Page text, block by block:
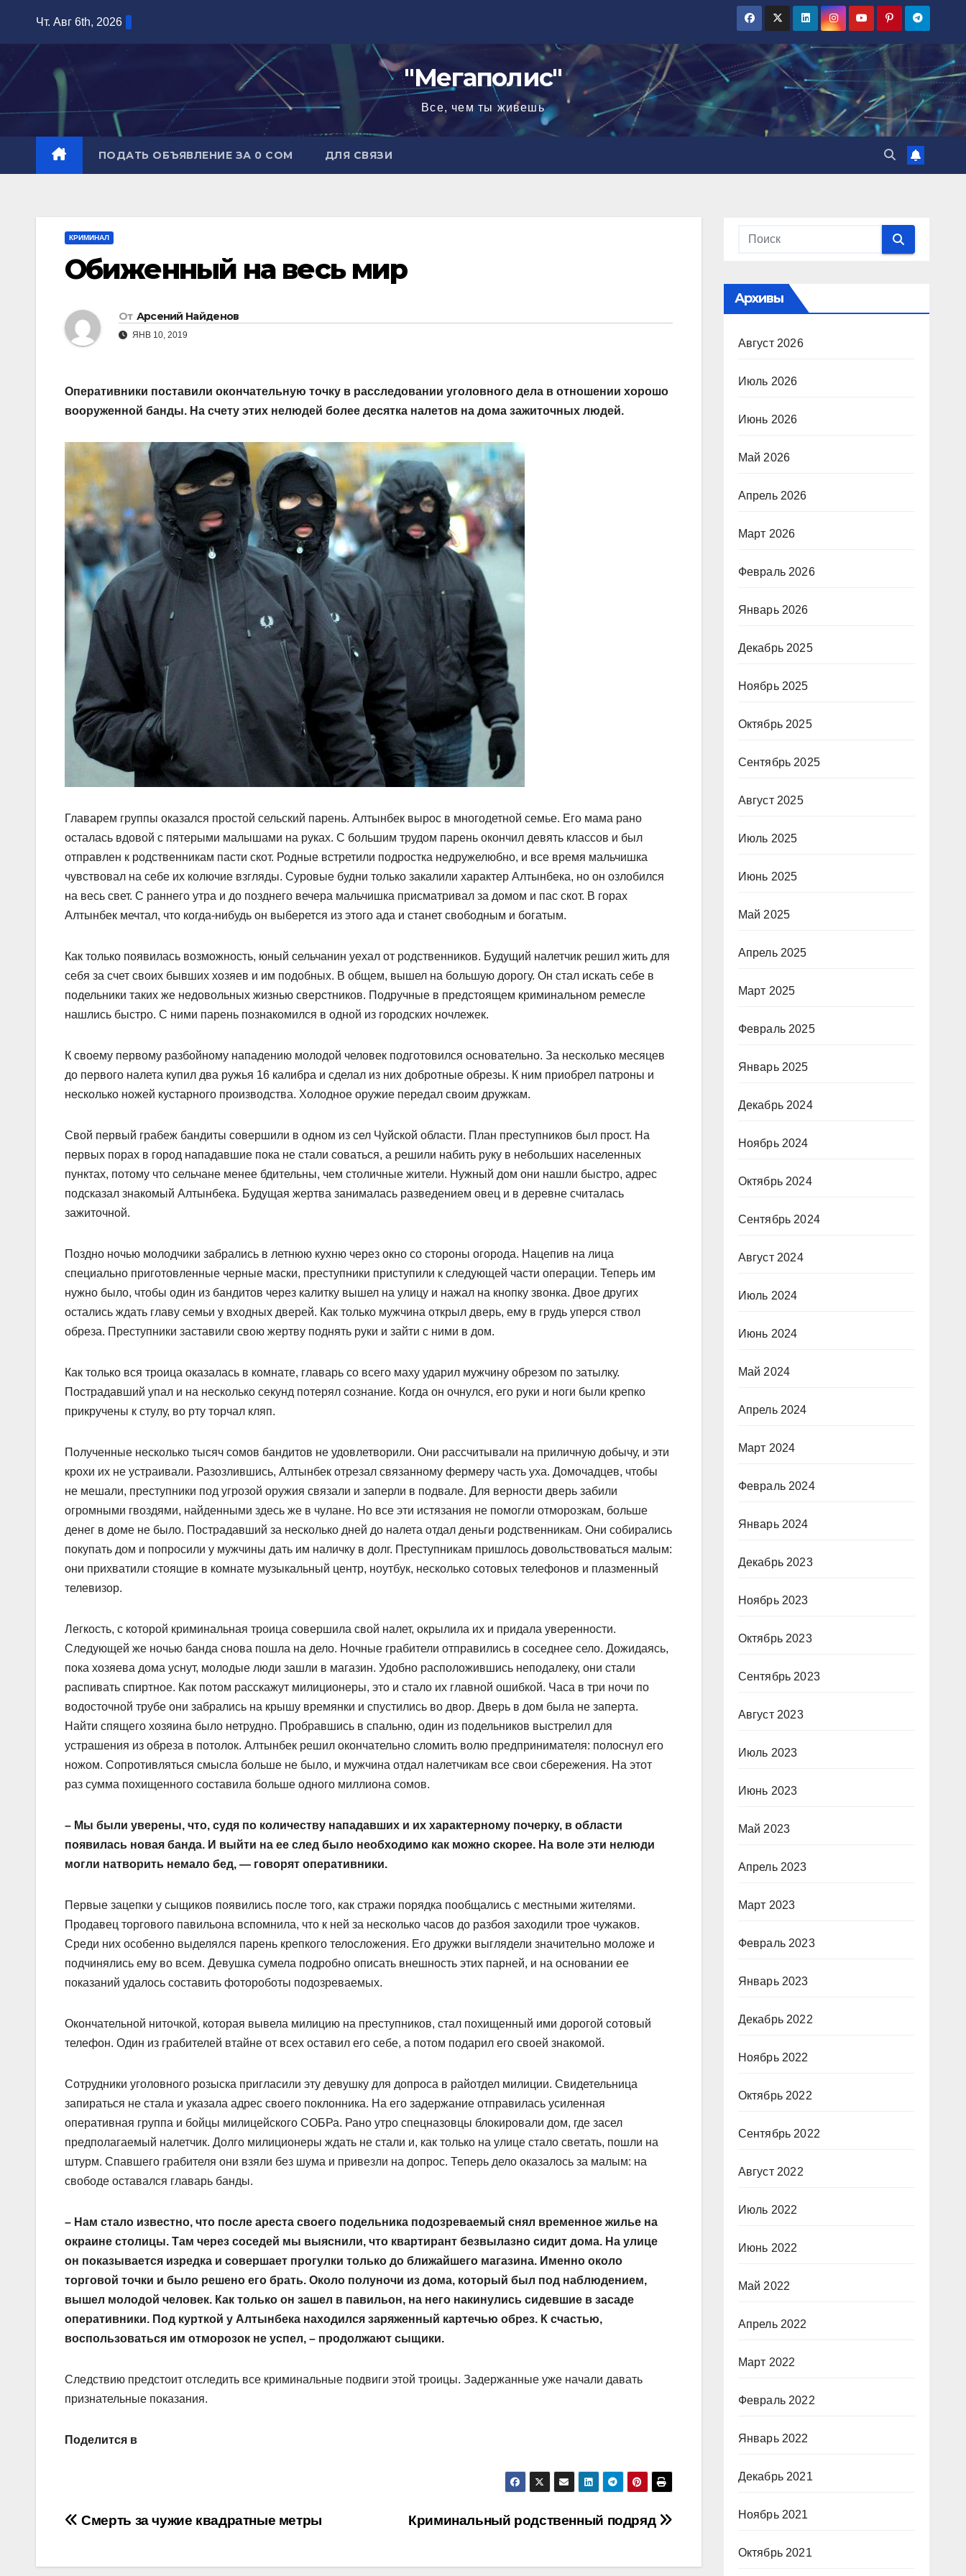
содержимому
Чт. Авг 6th, 2026
"Мегаполис"
Все, чем ты живешь
ПОДАТЬ ОБЪЯВЛЕНИЕ ЗА 0 СОМ ДЛЯ СВЯЗИ
КРИМИНАЛ
Обиженный на весь мир
От Арсений Найденов
ЯНВ 10, 2019
Оперативники поставили окончательную точку в расследовании уголовного дела в отношении хорошо
вооруженной банды. На счету этих нелюдей более десятка налетов на дома зажиточных людей.
Главарем группы оказался простой сельский парень. Алтынбек вырос в многодетной семье. Его мама рано
осталась вдовой с пятерыми малышами на руках. С большим трудом парень окончил девять классов и был
отправлен к родственникам пасти скот. Родные встретили подростка недружелюбно, и все время мальчишка
чувствовал на себе их колючие взгляды. Суровые будни только закалили характер Алтынбека, но он озлобился
на весь свет. С раннего утра и до позднего вечера мальчишка присматривал за домом и пас скот. В горах
Алтынбек мечтал, что когда-нибудь он выберется из этого ада и станет свободным и богатым.
Как только появилась возможность, юный сельчанин уехал от родственников. Будущий налетчик решил жить для
себя за счет своих бывших хозяев и им подобных. В общем, вышел на большую дорогу. Он стал искать себе в
подельники таких же недовольных жизнью сверстников. Подручные в предстоящем криминальном ремесле
нашлись быстро. С ними парень познакомился в одной из городских ночлежек.
К своему первому разбойному нападению молодой человек подготовился основательно. За несколько месяцев
до первого налета купил два ружья 16 калибра и сделал из них добротные обрезы. К ним приобрел патроны и
несколько ножей кустарного производства. Холодное оружие передал своим дружкам.
Свой первый грабеж бандиты совершили в одном из сел Чуйской области. План преступников был прост. На
первых порах в город нападавшие пока не стали соваться, а решили набить руку в небольших населенных
пунктах, потому что сельчане менее бдительны, чем столичные жители. Нужный дом они нашли быстро, адрес
подсказал знакомый Алтынбека. Будущая жертва занималась разведением овец и в деревне считалась
зажиточной.
Поздно ночью молодчики забрались в летнюю кухню через окно со стороны огорода. Нацепив на лица
специально приготовленные черные маски, преступники приступили к следующей части операции. Теперь им
нужно было, чтобы один из бандитов через калитку вышел на улицу и нажал на кнопку звонка. Двое других
остались ждать главу семьи у входных дверей. Как только мужчина открыл дверь, ему в грудь уперся ствол
обреза. Преступники заставили свою жертву поднять руки и зайти с ними в дом.
Как только вся троица оказалась в комнате, главарь со всего маху ударил мужчину обрезом по затылку.
Пострадавший упал и на несколько секунд потерял сознание. Когда он очнулся, его руки и ноги были крепко
прикручены к стулу, во рту торчал кляп.
Полученные несколько тысяч сомов бандитов не удовлетворили. Они рассчитывали на приличную добычу, и эти
крохи их не устраивали. Разозлившись, Алтынбек отрезал связанному фермеру часть уха. Домочадцев, чтобы
не мешали, преступники под угрозой оружия связали и заперли в подвале. Для верности дверь забили
огромными гвоздями, найденными здесь же в чулане. Но все эти истязания не помогли отморозкам, больше
денег в доме не было. Пострадавший за несколько дней до налета отдал деньги родственникам. Они собирались
покупать дом и попросили у мужчины дать им наличку в долг. Преступникам пришлось довольствоваться малым:
они прихватили стоящие в комнате музыкальный центр, ноутбук, несколько сотовых телефонов и плазменный
телевизор.
Легкость, с которой криминальная троица совершила свой налет, окрылила их и придала уверенности.
Следующей же ночью банда снова пошла на дело. Ночные грабители отправились в соседнее село. Дожидаясь,
пока хозяева дома уснут, молодые люди зашли в магазин. Удобно расположившись неподалеку, они стали
распивать спиртное. Как потом расскажут милиционеры, это и стало их главной ошибкой. Часа в три ночи по
водосточной трубе они забрались на крышу времянки и спустились во двор. Дверь в дом была не заперта.
Найти спящего хозяина было нетрудно. Пробравшись в спальню, один из подельников выстрелил для
устрашения из обреза в потолок. Алтынбек решил окончательно сломить волю предпринимателя: полоснул его
ножом. Сопротивляться смысла больше не было, и мужчина отдал налетчикам все свои сбережения. На этот
раз сумма похищенного составила больше одного миллиона сомов.
– Мы были уверены, что, судя по количеству нападавших и их характерному почерку, в области
появилась новая банда. И выйти на ее след было необходимо как можно скорее. На воле эти нелюди
могли натворить немало бед, — говорят оперативники.
Первые зацепки у сыщиков появились после того, как стражи порядка пообщались с местными жителями.
Продавец торгового павильона вспомнила, что к ней за несколько часов до разбоя заходили трое чужаков.
Среди них особенно выделялся парень крепкого телосложения. Его дружки выглядели значительно моложе и
подчинялись ему во всем. Девушка сумела подробно описать внешность этих парней, и на основании ее
показаний удалось составить фотороботы подозреваемых.
Окончательной ниточкой, которая вывела милицию на преступников, стал похищенный ими дорогой сотовый
телефон. Один из грабителей втайне от всех оставил его себе, а потом подарил его своей знакомой.
Сотрудники уголовного розыска пригласили эту девушку для допроса в райотдел милиции. Свидетельница
запираться не стала и указала адрес своего поклонника. На его задержание отправилась усиленная
оперативная группа и бойцы милицейского СОБРа. Рано утро спецназовцы блокировали дом, где засел
предполагаемый налетчик. Долго милиционеры ждать не стали и, как только на улице стало светать, пошли на
штурм. Спавшего грабителя они взяли без шума и привезли на допрос. Теперь дело оказалось за малым: на
свободе оставался главарь банды.
– Нам стало известно, что после ареста своего подельника подозреваемый снял временное жилье на
окраине столицы. Там через соседей мы выяснили, что квартирант безвылазно сидит дома. На улице
он показывается изредка и совершает прогулки только до ближайшего магазина. Именно около
торговой точки и было решено его брать. Около полуночи из дома, который был под наблюдением,
вышел молодой человек. Как только он зашел в павильон, на него накинулись сидевшие в засаде
оперативники. Под курткой у Алтынбека находился заряженный картечью обрез. К счастью,
воспользоваться им отморозок не успел, – продолжают сыщики.
Следствию предстоит отследить все криминальные подвиги этой троицы. Задержанные уже начали давать
признательные показания.
Поделится в
Навигация
Криминальный родственный подряд
Смерть за чужие квадратные метры
Архивы
Август 2026
Июль 2026
Июнь 2026
Май 2026
Апрель 2026
Март 2026
Февраль 2026
Январь 2026
Декабрь 2025
Ноябрь 2025
Октябрь 2025
Сентябрь 2025
Август 2025
Июль 2025
Июнь 2025
Май 2025
Апрель 2025
Март 2025
Февраль 2025
Январь 2025
Декабрь 2024
Ноябрь 2024
Октябрь 2024
Сентябрь 2024
Август 2024
Июль 2024
Июнь 2024
Май 2024
Апрель 2024
Март 2024
Февраль 2024
Январь 2024
Декабрь 2023
Ноябрь 2023
Октябрь 2023
Сентябрь 2023
Август 2023
Июль 2023
Июнь 2023
Май 2023
Апрель 2023
Март 2023
Февраль 2023
Январь 2023
Декабрь 2022
Ноябрь 2022
Октябрь 2022
Сентябрь 2022
Август 2022
Июль 2022
Июнь 2022
Май 2022
Апрель 2022
Март 2022
Февраль 2022
Январь 2022
Декабрь 2021
Ноябрь 2021
Октябрь 2021